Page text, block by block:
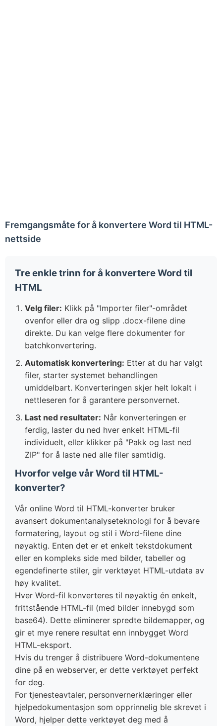
Fremgangsmåte for å konvertere Word til HTML-
nettside
Tre enkle trinn for å konvertere Word til
HTML
Velg filer: Klikk på "Importer filer"-området
ovenfor eller dra og slipp .docx-filene dine
direkte. Du kan velge flere dokumenter for
batchkonvertering.
Automatisk konvertering: Etter at du har valgt
filer, starter systemet behandlingen
umiddelbart. Konverteringen skjer helt lokalt i
nettleseren for å garantere personvernet.
Last ned resultater: Når konverteringen er
ferdig, laster du ned hver enkelt HTML-fil
individuelt, eller klikker på "Pakk og last ned
ZIP" for å laste ned alle filer samtidig.
Hvorfor velge vår Word til HTML-
konverter?
Vår online Word til HTML-konverter bruker
avansert dokumentanalyseteknologi for å bevare
formatering, layout og stil i Word-filene dine
nøyaktig. Enten det er et enkelt tekstdokument
eller en kompleks side med bilder, tabeller og
egendefinerte stiler, gir verktøyet HTML-utdata av
høy kvalitet.
Hver Word-fil konverteres til nøyaktig én enkelt,
frittstående HTML-fil (med bilder innebygd som
base64). Dette eliminerer spredte bildemapper, og
gir et mye renere resultat enn innbygget Word
HTML-eksport.
Hvis du trenger å distribuere Word-dokumentene
dine på en webserver, er dette verktøyet perfekt
for deg.
For tjenesteavtaler, personvernerklæringer eller
hjelpedokumentasjon som opprinnelig ble skrevet i
Word, hjelper dette verktøyet deg med å